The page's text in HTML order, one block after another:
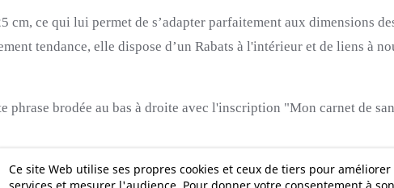
Ce site Web utilise ses propres cookies et ceux de tiers pour améliorer
services et mesurer l'audience. Pour donner votre consentement à son
cm, ce qui lui permet de s’adapter parfaitement aux dimensions
tendance, elle dispose d’un Rabats à l'intérieur et de liens à
phrase brodée au bas à droite avec l'inscription "Mon carnet de
Tex